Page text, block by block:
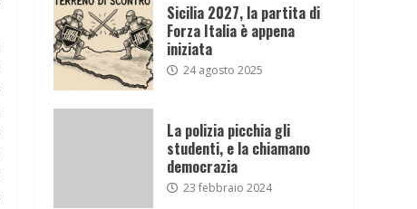
Sicilia 2027, la partita di
Forza Italia è appena
iniziata
24 agosto 2025
La polizia picchia gli
studenti, e la chiamano
democrazia
23 febbraio 2024